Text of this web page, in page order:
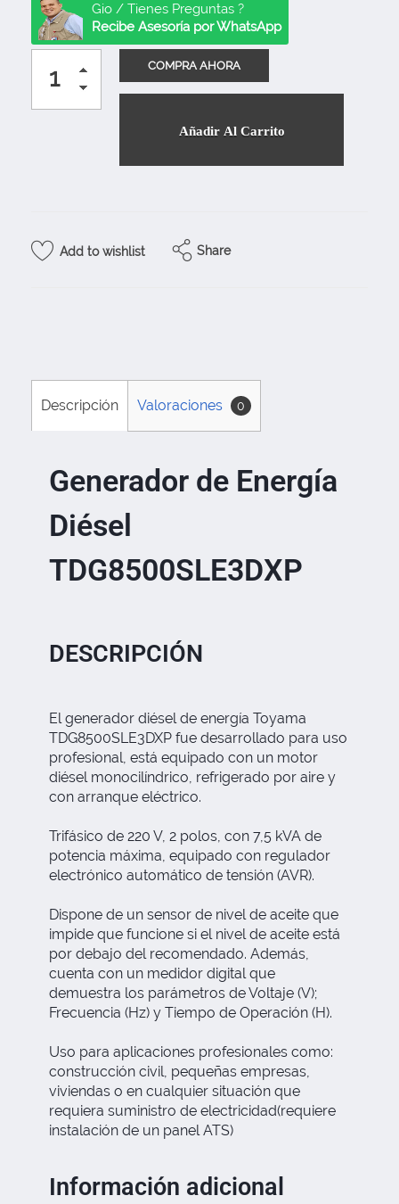
Gio / Tienes Preguntas ?
Recibe Asesoría por WhatsApp
Añadir Al Carrito
Add to wishlist Share
Descripción Valoraciones 0
Generador de Energía
Diésel
TDG8500SLE3DXP
DESCRIPCIÓN
El generador diésel de energía Toyama
TDG8500SLE3DXP fue desarrollado para uso
profesional, está equipado con un motor
diésel monocilíndrico, refrigerado por aire y
con arranque eléctrico.
Trifásico de 220 V, 2 polos, con 7,5 kVA de
potencia máxima, equipado con regulador
electrónico automático de tensión (AVR).
Dispone de un sensor de nivel de aceite que
impide que funcione si el nivel de aceite está
por debajo del recomendado. Además,
cuenta con un medidor digital que
demuestra los parámetros de Voltaje (V);
Frecuencia (Hz) y Tiempo de Operación (H).
Uso para aplicaciones profesionales como:
construcción civil, pequeñas empresas,
viviendas o en cualquier situación que
requiera suministro de electricidad(requiere
instalación de un panel ATS)
Información adicional